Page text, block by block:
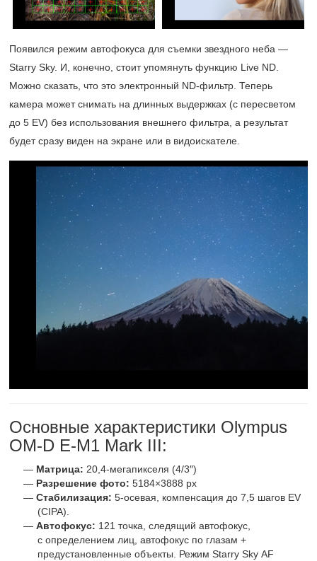
Появился режим автофокуса для съемки звездного неба —
Starry Sky. И, конечно, стоит упомянуть функцию Live ND.
Можно сказать, что это электронный ND-фильтр. Теперь
камера может снимать на длинных выдержках (с пересветом
до 5 EV) без использования внешнего фильтра, а результат
будет сразу виден на экране или в видоискателе.
Основные характеристики Olympus
OM-D E-M1 Mark III:
Матрица: 20,4-мегапикселя (4/3″)
Разрешение фото: 5184×3888 px
Стабилизация: 5-осевая,
компенсация до 7,5 шагов EV
(CIPA).
Автофокус: 121 точка, следящий автофокус,
с определением лиц, автофокус по глазам +
предустановленные объекты. Режим Starry Sky AF